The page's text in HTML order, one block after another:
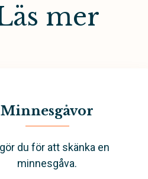
mer
Minnesgåvor
du för att skänka en
minnesgåva.